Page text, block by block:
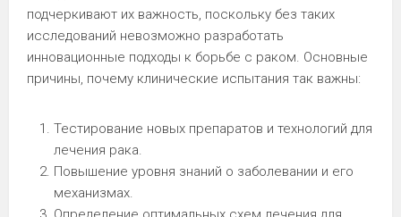
подчеркивают их важность, поскольку без таких
исследований невозможно разработать
инновационные подходы к борьбе с раком. Основные
причины, почему клинические испытания так важны:
Тестирование новых препаратов и технологий для
лечения рака.
Повышение уровня знаний о заболевании и его
механизмах.